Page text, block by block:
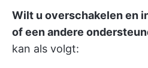
Wilt u overschakelen en
of een andere
kan als volgt: